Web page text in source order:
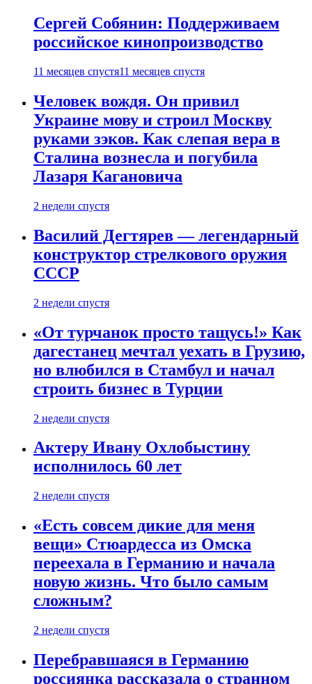
Сергей Собянин: Поддерживаем
российское кинопроизводство
11 месяцев спустя11 месяцев спустя
Человек вождя. Он привил
Украине мову и строил Москву
руками зэков. Как слепая вера в
Сталина вознесла и погубила
Лазаря Кагановича
2 недели спустя
Василий Дегтярев — легендарный
конструктор стрелкового оружия
СССР
2 недели спустя
«От турчанок просто тащусь!» Как
дагестанец мечтал уехать в Грузию,
но влюбился в Стамбул и начал
строить бизнес в Турции
2 недели спустя
Актеру Ивану Охлобыстину
исполнилось 60 лет
2 недели спустя
«Есть совсем дикие для меня
вещи» Стюардесса из Омска
переехала в Германию и начала
новую жизнь. Что было самым
сложным?
2 недели спустя
Перебравшаяся в Германию
россиянка рассказала о странном